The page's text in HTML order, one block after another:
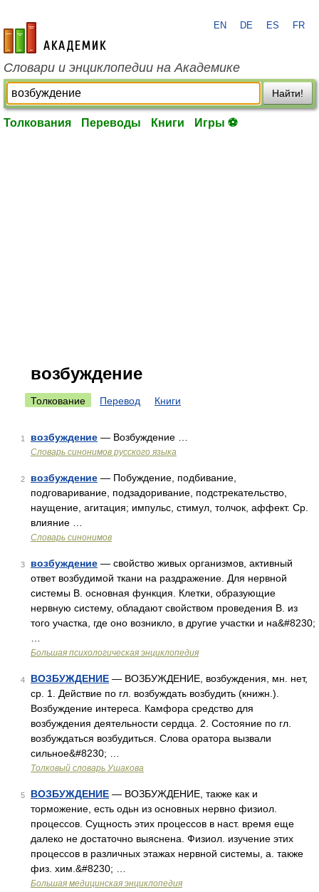
academic.ru
EN DE ES FR
Словари и энциклопедии на Академике
Найти!
Толкования Переводы Книги Игры ⚽
возбуждение
Толкование Перевод Книги
1 возбуждение — Возбуждение …
Словарь синонимов русского языка
2 возбуждение — Побуждение, подбивание,
подговаривание, подзадоривание, подстрекательство,
наущение, агитация; импульс, стимул, толчок, аффект. Ср.
влияние …
Словарь синонимов
3 возбуждение — свойство живых организмов, активный
ответ возбудимой ткани на раздражение. Для нервной
системы В. основная функция. Клетки, образующие
нервную систему, обладают свойством проведения В. из
того участка, где оно возникло, в другие участки и на&#8230;
Большая психологическая энциклопедия
4 ВОЗБУЖДЕНИЕ — ВОЗБУЖДЕНИЕ, возбуждения, мн. нет,
ср. 1. Действие по гл. возбуждать возбудить (книжн.).
Возбуждение интереса. Камфора средство для
возбуждения деятельности сердца. 2. Состояние по гл.
возбуждаться возбудиться. Слова оратора вызвали
сильное&#8230; …
Толковый словарь Ушакова
5 ВОЗБУЖДЕНИЕ — ВОЗБУЖДЕНИЕ, также как и
торможение, есть одьн из основных нервно физиол.
процессов. Сущность этих процессов в наст. время еще
далеко не достаточно выяснена. Физиол. изучение этих
процессов в различных этажах нервной системы, а. также
физ. хим.&#8230; …
Большая медицинская энциклопедия